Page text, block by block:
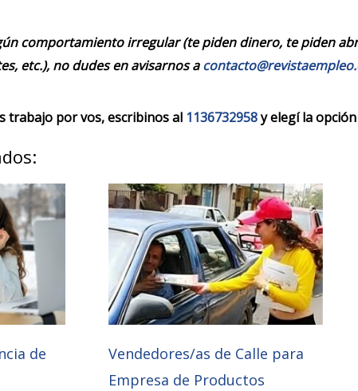
comportamiento irregular (te piden dinero, te piden
etc.), no dudes en avisarnos a
trabajo por vos, escribinos al 1136732958y elegí la
de
Vendedores/as de Calle para
Empresa de Productos